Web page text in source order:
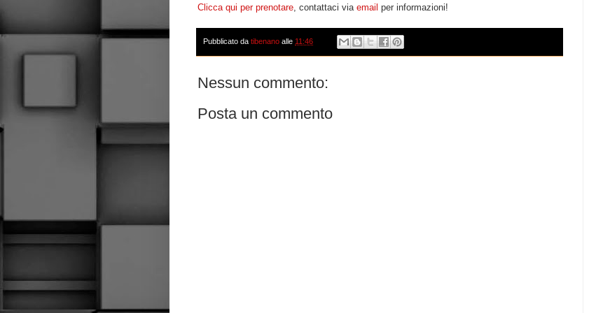
Clicca qui per prenotare , contattaci via email per informazioni!
Pubblicato da tibenano alle 11:46
Nessun commento:
Posta un commento